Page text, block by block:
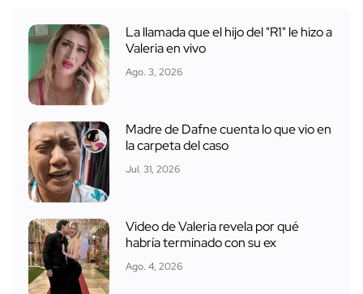
La llamada que el hijo del "R1" le hizo a
Valeria en vivo
Ago. 3, 2026
Madre de Dafne cuenta lo que vio en
la carpeta del caso
Jul. 31, 2026
Video de Valeria revela por qué
habría terminado con su ex
Ago. 4, 2026